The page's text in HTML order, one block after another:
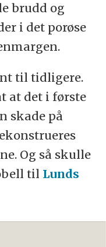
brudd og
i det porøse
til tidligere.
at det i første
skade på
Og så skulle
til Lunds